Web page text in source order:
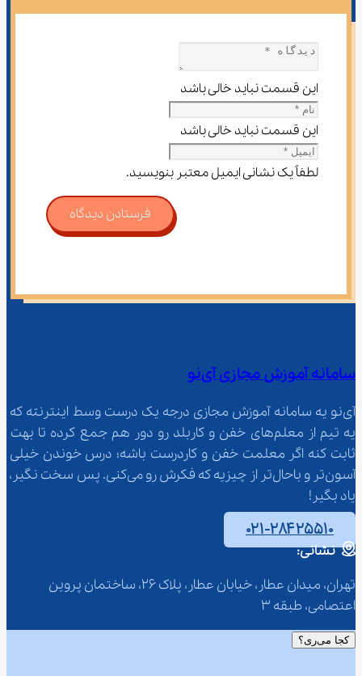
این قسمت نباید خالی باشد
این قسمت نباید خالی باشد
لطفاً یک نشانی ایمیل معتبر بنویسید.
فرستادن دیدگاه
سامانه آموزش مجازی آی‌نو
آی‌نو یه سامانه آموزش مجازی درجه یک درست وسط اینترنته که
یه تیم از معلم‌‌های خفن و کاربلد رو دور هم جمع کرده تا بهت
ثابت کنه اگر معلمت خفن و کاردرست باشه؛ درس خوندن خیلی
آسون‌تر و باحال‌تر از چیزیه که فکرش رو می‌کنی. پس سخت نگیر،
یاد بگیر!
۰۲۱-۲۸۴۲۵۵۱۰
نشانی:
تهران، میدان عطار، خیابان عطار، پلاک 26، ساختمان پروین
اعتصامی، طبقه 3
کجا می‌ری؟